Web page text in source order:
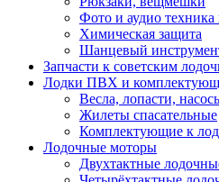
Фото и аудио
Химическая защита
Шанцевый
Запчасти к советским
Лодки ПВХ и
Весла, лопасти,
Жилеты спасательные
Комплектующие к
Лодочные моторы
Двухтактные